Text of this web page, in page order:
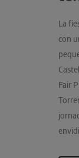
La
con
Fair